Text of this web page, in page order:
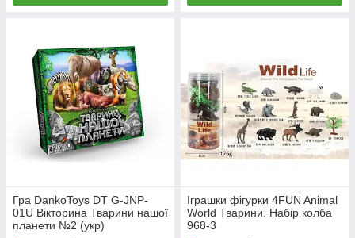
Гра DankoToys DT G-JNP-
01U Вікторина Тварини нашої
планети №2 (укр)
Іграшки фігурки 4FUN Animal
World Тварини. Набір колба
968-3